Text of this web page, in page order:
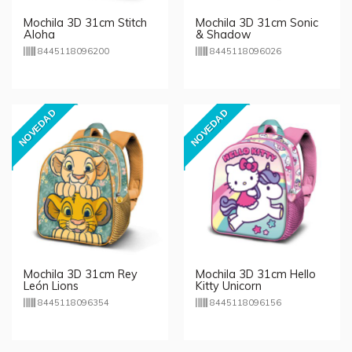
Mochila 3D 31cm Stitch
Aloha
8445118096200
Mochila 3D 31cm Sonic
& Shadow
8445118096026
NOVEDAD
Mochila 3D 31cm Rey
León Lions
8445118096354
NOVEDAD
Mochila 3D 31cm Hello
Kitty Unicorn
8445118096156